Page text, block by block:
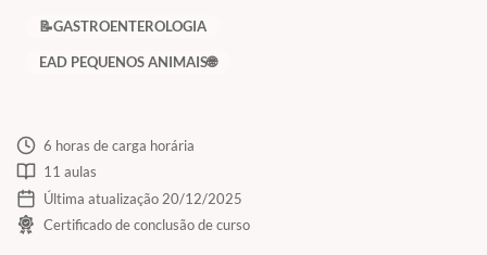
📝GASTROENTEROLOGIA
EAD PEQUENOS ANIMAIS🌐
6 horas de carga horária
11 aulas
Última atualização 20/12/2025
Certificado de conclusão de curso